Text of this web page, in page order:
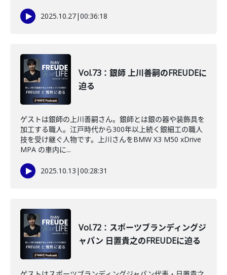
2025.10.27|00:36:18
Vol.73：銀師 上川善嗣のFREUDEに
迫る
ゲストは銀師の上川善嗣さん。銀師とは銀の器や装飾具を
加工する職人。江戸時代から300年以上続く銀細工の職人
技を受け継ぐ人物です。上川さんをBMW X3 M50 xDrive
MPA の車内に...
2025.10.13 |00:28:31
Vol.72：スポーツブランディングジ
ャパン 日置貴之のFREUDEに迫る